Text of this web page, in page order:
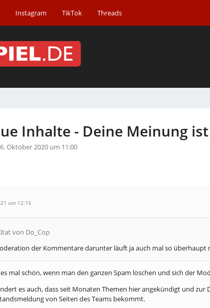
Instagram TikTok Threads
Inhalte - Deine Meinung
Oktober 2020 um 11:00
um 12:15
von Do_Cop
der Kommentare darunter läuft ja auch mal so überhaupt
es mal schön, wenn man den ganzen Spam löschen und sich der
es auch, dass seit Monaten Themen hier angekündigt und
von Seiten des Teams bekommt.